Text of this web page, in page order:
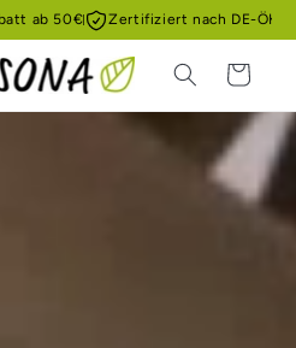
ab 50€ Zertifiziert nach DE-
Warenkorb